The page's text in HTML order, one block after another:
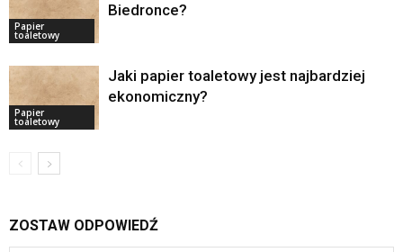
Papier
toaletowy
Biedronce?
Papier
toaletowy
Jaki papier toaletowy jest najbardziej
ekonomiczny?
ZOSTAW ODPOWIEDŹ